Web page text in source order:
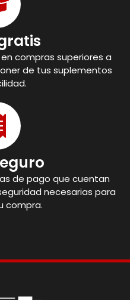
compras superiores a
de tus suplementos
de pago que cuentan
necesarias para
compra.